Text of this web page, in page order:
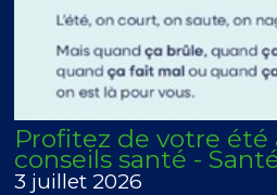
Profitez de votre été
conseils santé -
3 juillet 2026